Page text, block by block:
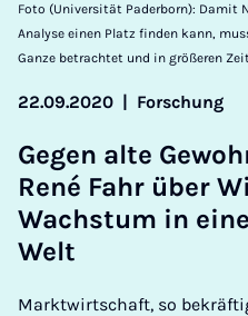
Foto (Universität Paderborn):
Analyse einen Platz finden kann,
Ganze betrachtet und in größeren
22.09.2020 Forschung
Ge­gen alte
René Fahr über
Wach­stum in
Welt
Marktwirtschaft, so